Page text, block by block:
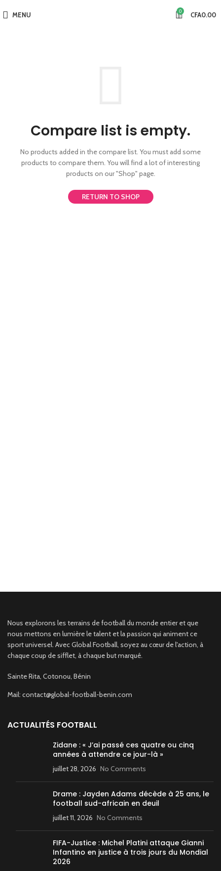
MENU 0 CFA0.00
Compare list is empty.
No products added in the compare list. You must add some
products to compare them. You will find a lot of interesting
products on our "Shop" page.
RETURN TO SHOP
Nous explorons les terrains de football du monde entier et que
nous mettons en lumière le talent et la passion qui animent ce
sport universel. Avec Global Football, soyez au cœur de l'action, à
chaque coup de sifflet, à chaque but marqué.
Sainte Rita, Cotonou, Bénin
Mail: contact@global-football-benin.com
ACTUALITÉS FOOTBALL
Zidane : « J’ai passé ces quatre ou cinq
années à attendre ce jour-là »
juillet 28, 2026 No Comments
Drame : Jayden Adams décède à 25 ans, le
football sud-africain en deuil
juillet 11, 2026 No Comments
FIFA-Justice : Michel Platini attaque Gianni
Infantino en justice à trois jours du Mondial
2026